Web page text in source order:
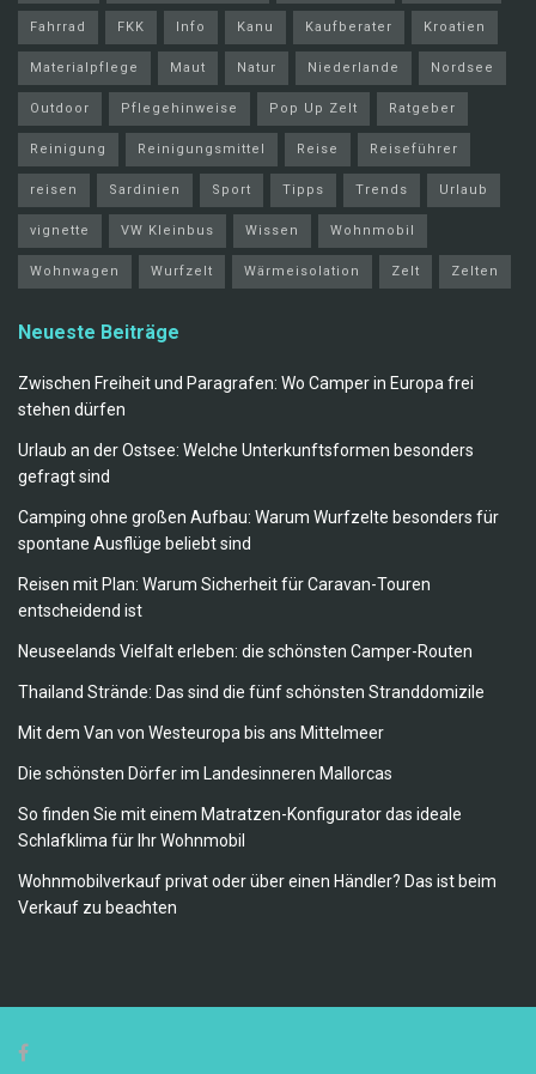
Fahrrad FKK Info Kanu Kaufberater Kroatien
Materialpflege Maut Natur Niederlande Nordsee
Outdoor Pflegehinweise Pop Up Zelt Ratgeber
Reinigung Reinigungsmittel Reise Reiseführer
reisen Sardinien Sport Tipps Trends Urlaub
vignette VW Kleinbus Wissen Wohnmobil
Wohnwagen Wurfzelt Wärmeisolation Zelt Zelten
Neueste Beiträge
Zwischen Freiheit und Paragrafen: Wo Camper in Europa frei
stehen dürfen
Urlaub an der Ostsee: Welche Unterkunftsformen besonders
gefragt sind
Camping ohne großen Aufbau: Warum Wurfzelte besonders für
spontane Ausflüge beliebt sind
Reisen mit Plan: Warum Sicherheit für Caravan-Touren
entscheidend ist
Neuseelands Vielfalt erleben: die schönsten Camper-Routen
Thailand Strände: Das sind die fünf schönsten Stranddomizile
Mit dem Van von Westeuropa bis ans Mittelmeer
Die schönsten Dörfer im Landesinneren Mallorcas
So finden Sie mit einem Matratzen-Konfigurator das ideale
Schlafklima für Ihr Wohnmobil
Wohnmobilverkauf privat oder über einen Händler? Das ist beim
Verkauf zu beachten